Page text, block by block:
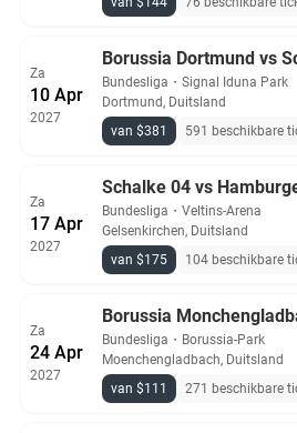
Za
10 Apr
2027
Borussia Dortmund vs
Bundesliga ・ Signal Iduna Park
Dortmund, Duitsland
van $381
591 beschikbare
Za
17 Apr
2027
Schalke 04 vs
Bundesliga ・ Veltins-Arena
Gelsenkirchen, Duitsland
van $175
104 beschikbare
Za
24 Apr
2027
Borussia
Bundesliga ・ Borussia-Park
Moenchengladbach, Duitsland
van $111
271 beschikbare